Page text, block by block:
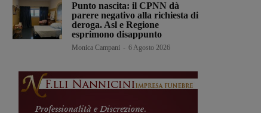
Punto nascita: il CPNN dà
parere negativo alla richiesta di
deroga. Asl e Regione
esprimono disappunto
Monica Campani 6 Agosto 2026